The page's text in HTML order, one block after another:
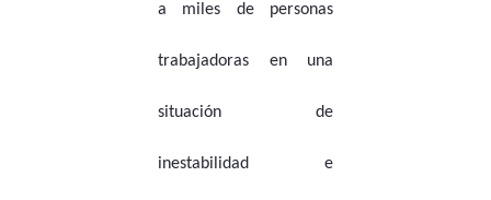
a miles de personas
trabajadoras en una
situación de
inestabilidad e